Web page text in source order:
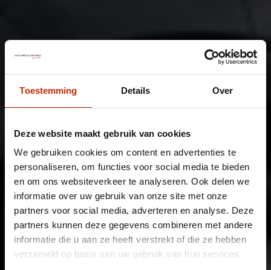
Toestemming Details Over
Deze website maakt gebruik van cookies
We gebruiken cookies om content en advertenties te
personaliseren, om functies voor social media te bieden
en om ons websiteverkeer te analyseren. Ook delen we
informatie over uw gebruik van onze site met onze
partners voor social media, adverteren en analyse. Deze
partners kunnen deze gegevens combineren met andere
informatie die u aan ze heeft verstrekt of die ze hebben
verzameld op basis van uw gebruik van hun services.